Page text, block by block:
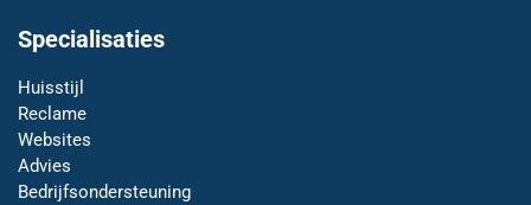
Specialisaties
Huisstijl
Reclame
Websites
Advies
Bedrijfsondersteuning